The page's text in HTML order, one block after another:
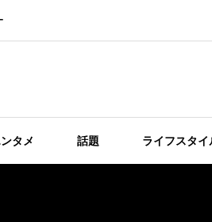
タメ 話題 ライフスタイ